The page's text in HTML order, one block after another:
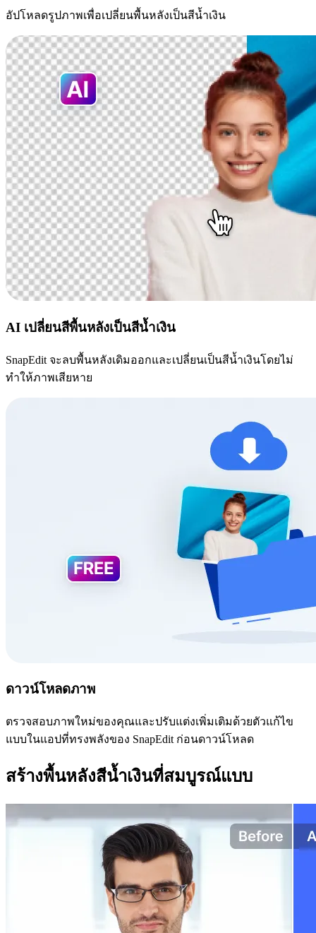
อัปโหลดรูปภาพเพื่อเปลี่ยนพื้นหลังเป็นสีน้ำเงิน
AI เปลี่ยนสีพื้นหลังเป็นสีน้ำเงิน
SnapEdit จะลบพื้นหลังเดิมออกและเปลี่ยนเป็นสีน้ำเงินโดยไม่
ทำให้ภาพเสียหาย
ดาวน์โหลดภาพ
ตรวจสอบภาพใหม่ของคุณและปรับแต่งเพิ่มเติมด้วยตัวแก้ไข
แบบในแอปที่ทรงพลังของ SnapEdit ก่อนดาวน์โหลด
สร้างพื้นหลังสีน้ำเงินที่สมบูรณ์แบบ